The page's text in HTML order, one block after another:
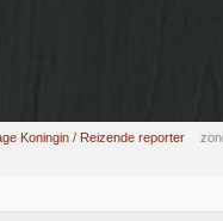
Koningin / Reizende reporter